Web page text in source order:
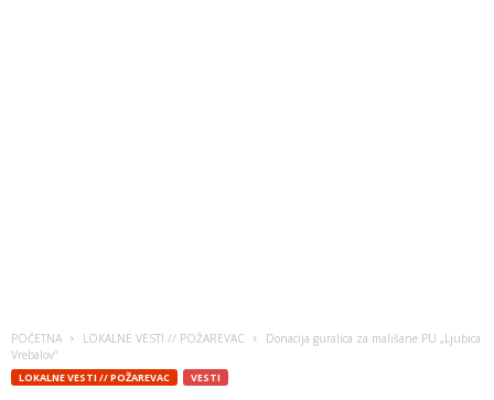
POČETNA LOKALNE VESTI // POŽAREVAC
Donacija guralica za mališane PU „Ljubica
Vrebalov“
LOKALNE VESTI // POŽAREVAC VESTI